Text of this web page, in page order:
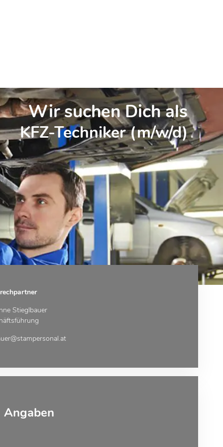
Wir suchen Dich als
KFZ-Techniker (m/w/d)
Stieglbauer
Angaben